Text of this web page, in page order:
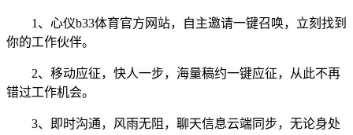
1、心仪b33体育官方网站，自主邀请一键召唤，立刻找到
你的工作伙伴。
2、移动应征，快人一步，海量稿约一键应征，从此不再
错过工作机会。
3、即时沟通，风雨无阻，聊天信息云端同步，无论身处